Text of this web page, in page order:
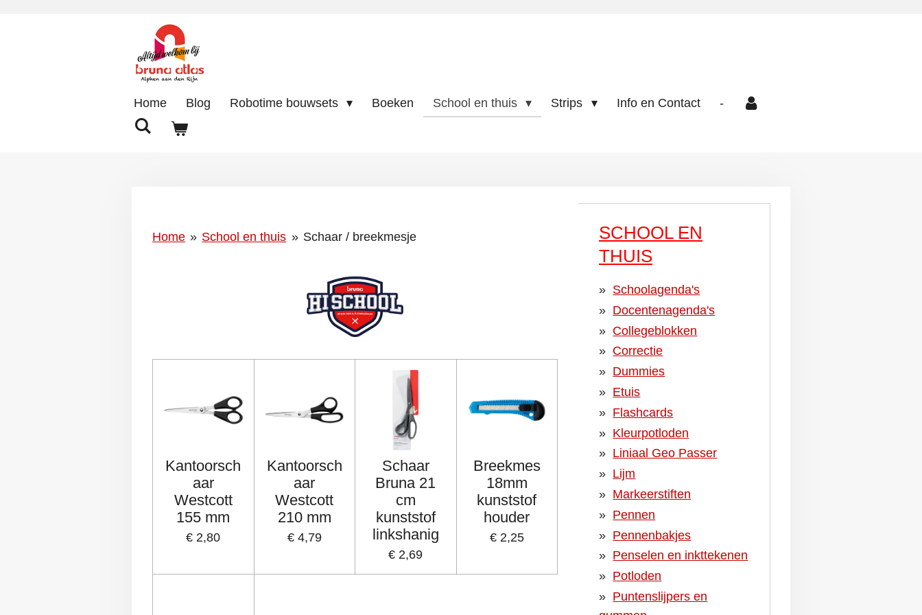
Home Blog Robotime bouwsets Boeken School en thuis Strips Info en Contact -
Home » School en thuis » Schaar / breekmesje
Kantoorsch
aar
Westcott
155 mm
€ 2,80
Kantoorsch
aar
Westcott
210 mm
€ 4,79
Schaar
Bruna 21
cm
kunststof
linkshanig
€ 2,69
Breekmes
18mm
kunststof
houder
€ 2,25
SCHOOL EN
THUIS
Schoolagenda's
Docentenagenda's
Collegeblokken
Correctie
Dummies
Etuis
Flashcards
Kleurpotloden
Liniaal Geo Passer
Lijm
Markeerstiften
Pennen
Pennenbakjes
Penselen en inkttekenen
Potloden
Puntenslijpers en